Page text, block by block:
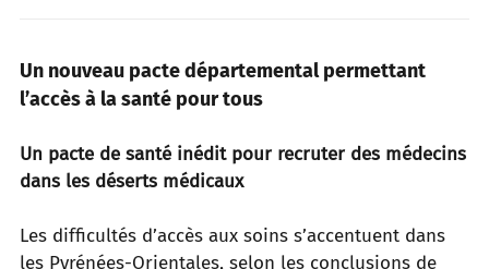
Un nouveau pacte départemental permettant
l’accès à la santé pour tous
Un pacte de santé inédit pour recruter des médecins
dans les déserts médicaux
Les difficultés d’accès aux soins s’accentuent dans
les Pyrénées-Orientales, selon les conclusions de